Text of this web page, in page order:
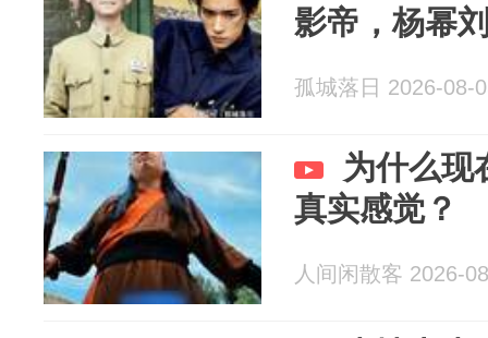
影帝，杨幂
孤城落日 2026-08-
为什么现
真实感觉？
人间闲散客 2026-